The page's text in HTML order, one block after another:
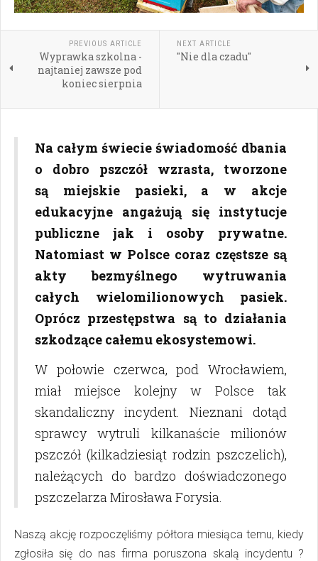
PREVIOUS ARTICLE
Wyprawka szkolna -
najtaniej zawsze pod
koniec sierpnia
NEXT ARTICLE
"Nie dla czadu"
Na całym świecie świadomość dbania
o dobro pszczół wzrasta, tworzone
są miejskie pasieki, a w akcje
edukacyjne angażują się instytucje
publiczne jak i osoby prywatne.
Natomiast w Polsce coraz częstsze są
akty bezmyślnego wytruwania
całych wielomilionowych pasiek.
Oprócz przestępstwa są to działania
szkodzące całemu ekosystemowi.
W połowie czerwca, pod Wrocławiem,
miał miejsce kolejny w Polsce tak
skandaliczny incydent. Nieznani dotąd
sprawcy wytruli kilkanaście milionów
pszczół (kilkadziesiąt rodzin pszczelich),
należących do bardzo doświadczonego
pszczelarza Mirosława Forysia.
Naszą akcję rozpoczęliśmy półtora miesiąca temu, kiedy
zgłosiła się do nas firma poruszona skalą incydentu ?